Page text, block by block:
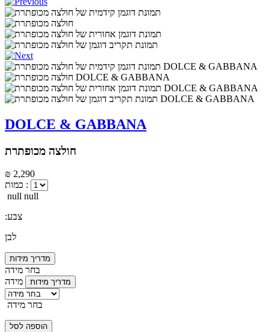
DOLCE & GABBANA
חולצה מכופתרת
₪ 2,290
כמות :
null null
:צבע
לבן
מדריך מידות
בחר מידה
מידה
מדריך מידות
בחר מידה
הוספה לסל